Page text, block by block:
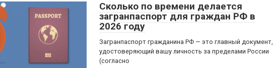
Сколько по времени делается
загранпаспорт для граждан РФ в
2026 году
Загранпаспорт гражданина РФ — это главный документ,
удостоверяющий вашу личность за пределами России
(согласно